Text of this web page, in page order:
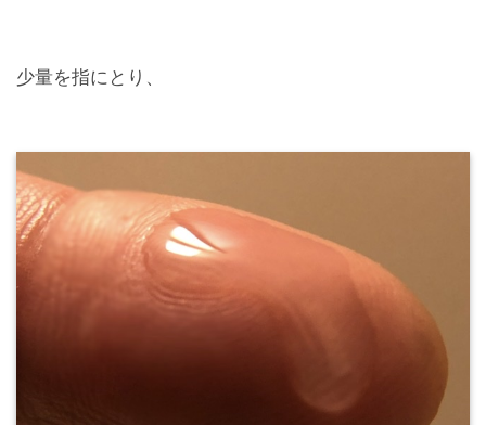
少量を指にとり、